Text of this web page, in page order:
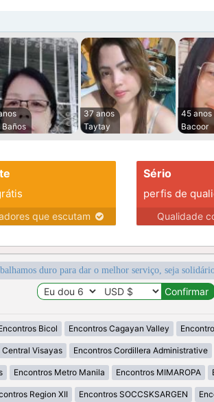
Baños
37 anos
Taytay
45 anos
Bacoor
que escutam
Sério
perfis de
Qualidade
duro para dar o melhor serviço, seja
Bicol Encontros Cagayan Valley
Central Visayas Encontros Cordillera Administrative
Encontros Metro Manila Encontros MIMAROPA
Region XII Encontros SOCCSKSARGEN